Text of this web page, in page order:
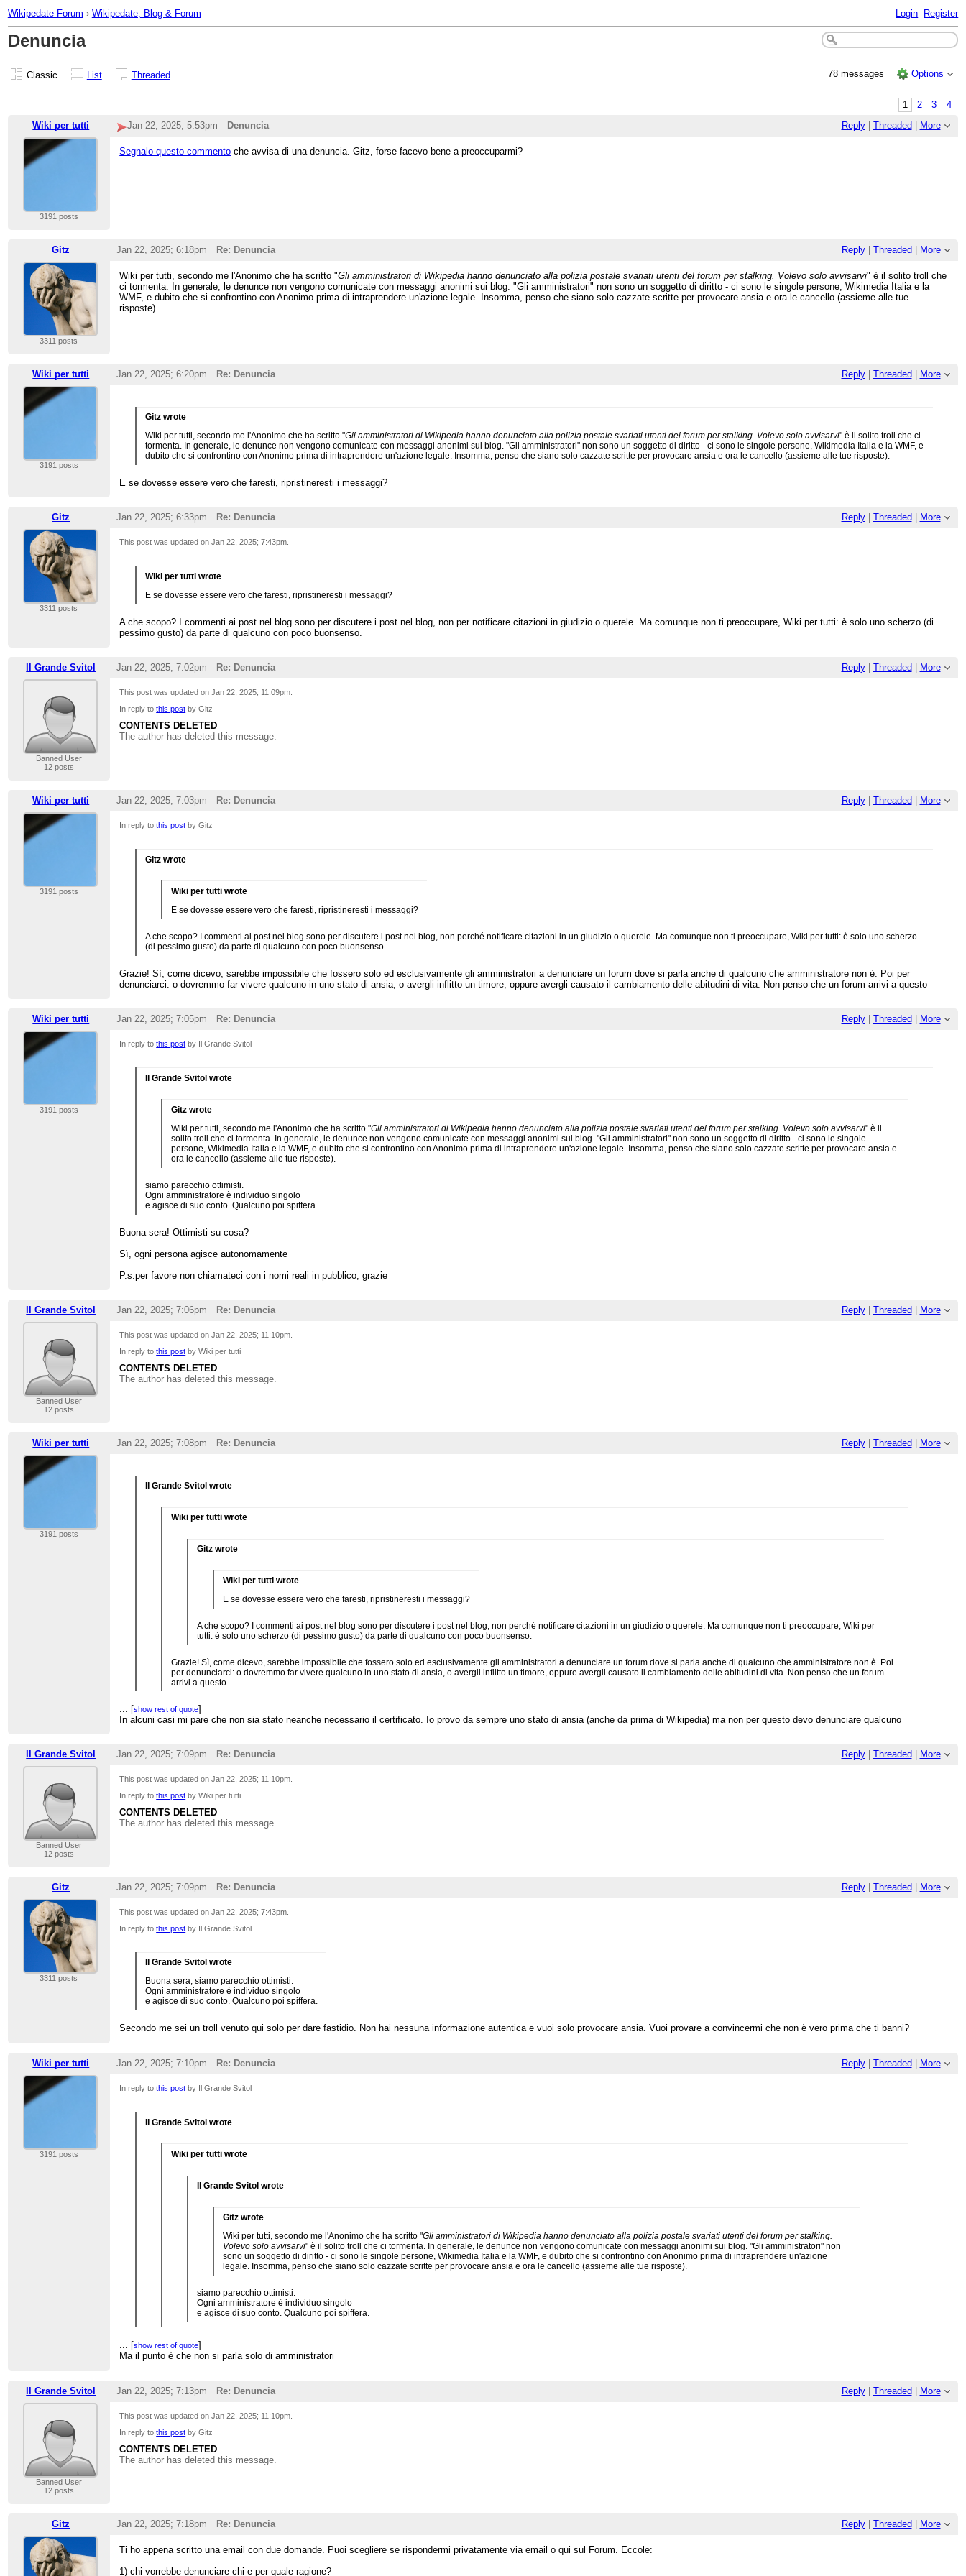
Wikipedate Forum › Wikipedate, Blog & Forum Login Register
Denuncia
Classic List Threaded 78 messages Options
1 2 3
4
Wiki per tutti
Reply| Threaded More
Jan 22, 2025; 5:53pm Denuncia
3191 posts
Segnalo questo commento che avvisa di una denuncia. Gitz, forse facevo bene a preoccuparmi?
Gitz Reply| Threaded More
Jan 22, 2025; 6:18pm Re: Denuncia
3311 posts
Wiki per tutti, secondo me l'Anonimo che ha scritto "Gli amministratori di Wikipedia hanno denunciato alla polizia postale svariati utenti del forum per stalking. Volevo solo avvisarvi" è il solito troll che
ci tormenta. In generale, le denunce non vengono comunicate con messaggi anonimi sui blog. "Gli amministratori" non sono un soggetto di diritto - ci sono le singole persone, Wikimedia Italia e la
WMF, e dubito che si confrontino con Anonimo prima di intraprendere un'azione legale. Insomma, penso che siano solo cazzate scritte per provocare ansia e ora le cancello (assieme alle tue
risposte).
Wiki per tutti Reply| Threaded More
Jan 22, 2025; 6:20pm Re: Denuncia
3191 posts
Gitz wrote
Wiki per tutti, secondo me l'Anonimo che ha scritto "Gli amministratori di Wikipedia hanno denunciato alla polizia postale svariati utenti del forum per stalking. Volevo solo avvisarvi" è il solito troll che ci
tormenta. In generale, le denunce non vengono comunicate con messaggi anonimi sui blog. "Gli amministratori" non sono un soggetto di diritto - ci sono le singole persone, Wikimedia Italia e la WMF, e
dubito che si confrontino con Anonimo prima di intraprendere un'azione legale. Insomma, penso che siano solo cazzate scritte per provocare ansia e ora le cancello (assieme alle tue risposte).
E se dovesse essere vero che faresti, ripristineresti i messaggi?
Gitz Reply| Threaded More
Jan 22, 2025; 6:33pm Re: Denuncia
3311 posts
This post was updated onJan 22, 2025; 7:43pm
Wiki per tutti wrote
E se dovesse essere vero che faresti, ripristineresti i messaggi?
A che scopo? I commenti ai post nel blog sono per discutere i post nel blog, non per notificare citazioni in giudizio o querele. Ma comunque non ti preoccupare, Wiki per tutti: è solo uno scherzo (di
pessimo gusto) da parte di qualcuno con poco buonsenso.
Il Grande Svitol Reply| Threaded More
Jan 22, 2025; 7:02pm Re: Denuncia
Banned User
12 posts
This post was updated onJan 22, 2025; 11:09pm
In reply tothis post by Gitz
CONTENTS DELETED
The author has deleted this message.
Wiki per tutti Reply| Threaded More
Jan 22, 2025; 7:03pm Re: Denuncia
3191 posts
In reply tothis post by Gitz
Gitz wrote
Wiki per tutti wrote
E se dovesse essere vero che faresti, ripristineresti i messaggi?
A che scopo? I commenti ai post nel blog sono per discutere i post nel blog, non perché notificare citazioni in un giudizio o querele. Ma comunque non ti preoccupare, Wiki per tutti: è solo uno scherzo
(di pessimo gusto) da parte di qualcuno con poco buonsenso.
Grazie! Sì, come dicevo, sarebbe impossibile che fossero solo ed esclusivamente gli amministratori a denunciare un forum dove si parla anche di qualcuno che amministratore non è. Poi per
denunciarci: o dovremmo far vivere qualcuno in uno stato di ansia, o avergli inflitto un timore, oppure avergli causato il cambiamento delle abitudini di vita. Non penso che un forum arrivi a questo
Wiki per tutti Reply| Threaded More
Jan 22, 2025; 7:05pm Re: Denuncia
3191 posts
In reply tothis post by Il Grande Svitol
Il Grande Svitol wrote
Gitz wrote
Wiki per tutti, secondo me l'Anonimo che ha scritto "Gli amministratori di Wikipedia hanno denunciato alla polizia postale svariati utenti del forum per stalking. Volevo solo avvisarvi" è il
solito troll che ci tormenta. In generale, le denunce non vengono comunicate con messaggi anonimi sui blog. "Gli amministratori" non sono un soggetto di diritto - ci sono le singole
persone, Wikimedia Italia e la WMF, e dubito che si confrontino con Anonimo prima di intraprendere un'azione legale. Insomma, penso che siano solo cazzate scritte per provocare ansia e
ora le cancello (assieme alle tue risposte).
siamo parecchio ottimisti.
Ogni amministratore è individuo singolo
e agisce di suo conto. Qualcuno poi spiffera.
Buona sera! Ottimisti su cosa?
Sì, ogni persona agisce autonomamente
P.s.per favore non chiamateci con i nomi reali in pubblico, grazie
Il Grande Svitol Reply| Threaded More
Jan 22, 2025; 7:06pm Re: Denuncia
Banned User
12 posts
This post was updated onJan 22, 2025; 11:10pm
In reply tothis post by Wiki per tutti
CONTENTS DELETED
The author has deleted this message.
Wiki per tutti Reply| Threaded More
Jan 22, 2025; 7:08pm Re: Denuncia
3191 posts
Il Grande Svitol wrote
Wiki per tutti wrote
Gitz wrote
Wiki per tutti wrote
E se dovesse essere vero che faresti, ripristineresti i messaggi?
A che scopo? I commenti ai post nel blog sono per discutere i post nel blog, non perché notificare citazioni in un giudizio o querele. Ma comunque non ti preoccupare, Wiki per
tutti: è solo uno scherzo (di pessimo gusto) da parte di qualcuno con poco buonsenso.
Grazie! Sì, come dicevo, sarebbe impossibile che fossero solo ed esclusivamente gli amministratori a denunciare un forum dove si parla anche di qualcuno che amministratore non è. Poi
per denunciarci: o dovremmo far vivere qualcuno in uno stato di ansia, o avergli inflitto un timore, oppure avergli causato il cambiamento delle abitudini di vita. Non penso che un forum
arrivi a questo
È sufficiente un certificato medico per attestare
qualcuno ti fa provare uno stato d'ansia.
[show rest of quote]
In alcuni casi mi pare che non sia stato neanche necessario il certificato. Io provo da sempre uno stato di ansia (anche da prima di Wikipedia) ma non per questo devo denunciare qualcuno
Il Grande Svitol Reply| Threaded More
Jan 22, 2025; 7:09pm Re: Denuncia
Banned User
12 posts
This post was updated onJan 22, 2025; 11:10pm
In reply tothis post by Wiki per tutti
CONTENTS DELETED
The author has deleted this message.
Gitz Reply| Threaded More
Jan 22, 2025; 7:09pm Re: Denuncia
3311 posts
This post was updated onJan 22, 2025; 7:43pm
In reply tothis post by Il Grande Svitol
Il Grande Svitol wrote
Buona sera, siamo parecchio ottimisti.
Ogni amministratore è individuo singolo
e agisce di suo conto. Qualcuno poi spiffera.
Secondo me sei un troll venuto qui solo per dare fastidio. Non hai nessuna informazione autentica e vuoi solo provocare ansia. Vuoi provare a convincermi che non è vero prima che ti banni?
Wiki per tutti Reply| Threaded More
Jan 22, 2025; 7:10pm Re: Denuncia
3191 posts
In reply tothis post by Il Grande Svitol
Il Grande Svitol wrote
Wiki per tutti wrote
Il Grande Svitol wrote
Gitz wrote
Wiki per tutti, secondo me l'Anonimo che ha scritto "Gli amministratori di Wikipedia hanno denunciato alla polizia postale svariati utenti del forum per stalking.
Volevo solo avvisarvi" è il solito troll che ci tormenta. In generale, le denunce non vengono comunicate con messaggi anonimi sui blog. "Gli amministratori" non
sono un soggetto di diritto - ci sono le singole persone, Wikimedia Italia e la WMF, e dubito che si confrontino con Anonimo prima di intraprendere un'azione
legale. Insomma, penso che siano solo cazzate scritte per provocare ansia e ora le cancello (assieme alle tue risposte).
siamo parecchio ottimisti.
Ogni amministratore è individuo singolo
e agisce di suo conto. Qualcuno poi spiffera.
Buona sera! Ottimisti su cosa?
Sì, ogni persona agisce autonomamente
Parlando di un gruppo di oltre 100 persone per
mesi alla fine qualcuno si incazza.
... [show rest of quote]
Ma il punto è che non si parla solo di amministratori
Il Grande Svitol Reply| Threaded More
Jan 22, 2025; 7:13pm Re: Denuncia
Banned User
12 posts
This post was updated onJan 22, 2025; 11:10pm
In reply tothis post by Gitz
CONTENTS DELETED
The author has deleted this message.
Gitz Reply| Threaded More
Jan 22, 2025; 7:18pm Re: Denuncia
Ti ho appena scritto una email con due domande. Puoi scegliere se rispondermi privatamente via email o qui sul Forum. Eccole:
1) chi vorrebbe denunciare chi e per quale ragione?